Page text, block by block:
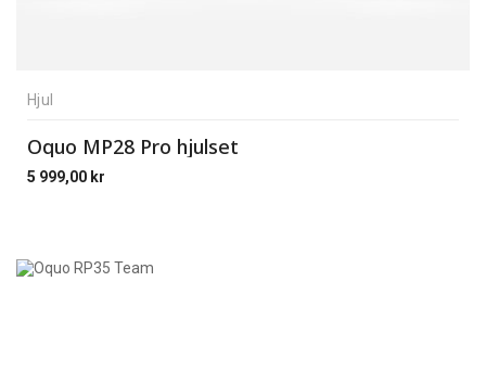
Hjul
Oquo MP28 Pro hjulset
5 999,00 kr